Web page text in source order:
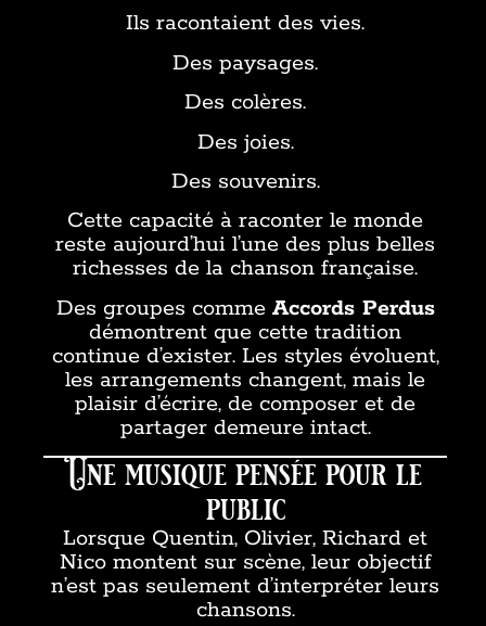
Ils racontaient des vies.
Des paysages.
Des colères.
Des joies.
Des souvenirs.
Cette capacité à raconter le monde
reste aujourd’hui l’une des plus belles
richesses de la chanson française.
Des groupes comme Accords Perdus
démontrent que cette tradition
continue d’exister. Les styles évoluent,
les arrangements changent, mais le
plaisir d’écrire, de composer et de
partager demeure intact.
Une musique pensée pour le
public
Lorsque Quentin, Olivier, Richard et
Nico montent sur scène, leur objectif
n’est pas seulement d’interpréter leurs
chansons.